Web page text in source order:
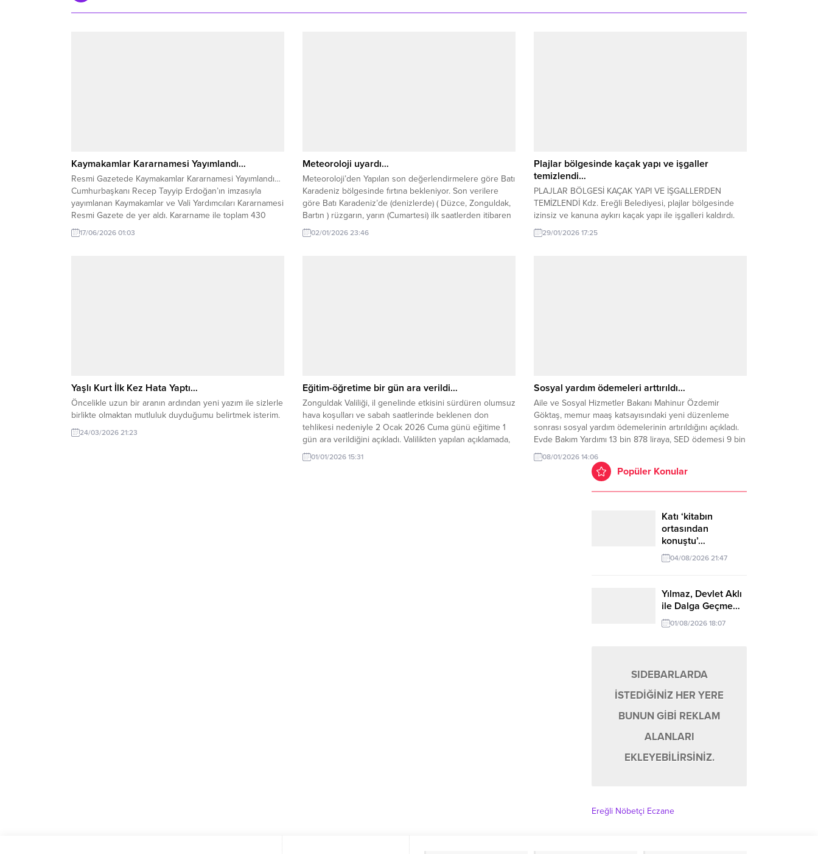
Kaymakamlar Kararnamesi Yayımlandı…
Resmi Gazetede Kaymakamlar Kararnamesi Yayımlandı…
Cumhurbaşkanı Recep Tayyip Erdoğan’ın imzasıyla
yayımlanan Kaymakamlar ve Vali Yardımcıları Kararnamesi
Resmi Gazete de yer aldı. Kararname ile toplam 430
Kaymakam, Vali Yardımcısı ve İçişleri Bakanlığı Merkez
Teşkilatı personelinin görev yeri değiştirildi. 208
17/06/2026 01:03
Meteoroloji uyardı…
Meteoroloji’den Yapılan son değerlendirmelere göre Batı
Karadeniz bölgesinde fırtına bekleniyor. Son verilere
göre Batı Karadeniz’de (denizlerde) ( Düzce, Zonguldak,
Bartın ) rüzgarın, yarın (Cumartesi) ilk saatlerden itibaren
batı ve güneybatıdan 6 ila 8 kuvvetinde (50-75 km/saat)
fırtına şeklinde eseceği tahmin ediliyor. Fırtınanın,
02/01/2026 23:46
Plajlar bölgesinde kaçak yapı ve işgaller
temizlendi…
PLAJLAR BÖLGESİ KAÇAK YAPI VE İŞGALLERDEN
TEMİZLENDİ Kdz. Ereğli Belediyesi, plajlar bölgesinde
izinsiz ve kanuna aykırı kaçak yapı ile işgalleri kaldırdı.
Zabıta Müdürü Halit Aydın, plajlar bölgesinde düzensiz
yapılara izin vermeyeceklerini söyledi. Kdz. Ereğli
29/01/2026 17:25
Yaşlı Kurt İlk Kez Hata Yaptı…
Öncelikle uzun bir aranın ardından yeni yazım ile sizlerle
birlikte olmaktan mutluluk duyduğumu belirtmek isterim.
24/03/2026 21:23
Eğitim-öğretime bir gün ara verildi…
Zonguldak Valiliği, il genelinde etkisini sürdüren olumsuz
hava koşulları ve sabah saatlerinde beklenen don
tehlikesi nedeniyle 2 Ocak 2026 Cuma günü eğitime 1
gün ara verildiğini açıkladı. Valilikten yapılan açıklamada,
meteorolojik tahminler doğrultusunda vatandaşların ve
öğrencilerin güvenliği için bazı tedbirlerin alındığı
01/01/2026 15:31
Sosyal yardım ödemeleri arttırıldı…
Aile ve Sosyal Hizmetler Bakanı Mahinur Özdemir
Göktaş, memur maaş katsayısındaki yeni düzenleme
sonrası sosyal yardım ödemelerinin artırıldığını açıkladı.
Evde Bakım Yardımı 13 bin 878 liraya, SED ödemesi 9 bin
723 liraya yükseldi. Aile ve Sosyal Hizmetler Bakanı
Mahinur Özdemir Göktaş, toplumun dezavantajlı
kesimlerine yönelik sosyal yardım programlarında aylık
08/01/2026 14:06
Popüler Konular
Katı ‘kitabın
ortasından
konuştu’…
04/08/2026 21:47
Yılmaz, Devlet Aklı
ile Dalga Geçme…
01/08/2026 18:07
SIDEBARLARDA
İSTEDİĞİNİZ HER YERE
BUNUN GİBİ REKLAM
ALANLARI
EKLEYEBİLİRSİNİZ.
Ereğli Nöbetçi Eczane